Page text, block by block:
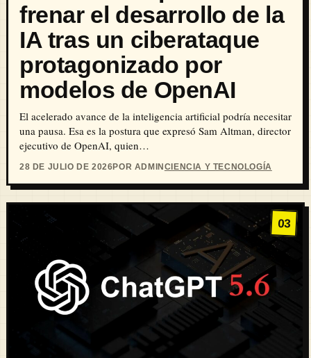
frenar el desarrollo de la
IA tras un ciberataque
protagonizado por
modelos de OpenAI
El acelerado avance de la inteligencia artificial podría necesitar
una pausa. Esa es la postura que expresó Sam Altman, director
ejecutivo de OpenAI, quien…
28 DE JULIO DE 2026POR ADMINCIENCIA Y TECNOLOGÍA
03